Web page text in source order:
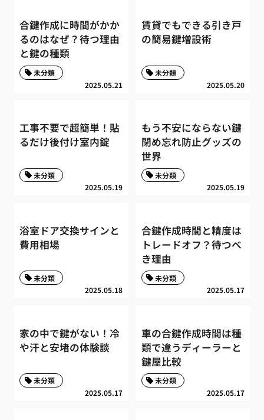
合鍵作成に時間がかか
るのはなぜ？待つ理由
と鍵の種類
2025.05.21
未分類
賃貸でもできる引き戸
の簡易鍵増設術
2025.05.20
未分類
工事不要で超簡単！貼
るだけ後付け室内錠
2025.05.19
未分類
もう不安にならない鍵
閉め忘れ防止グッズの
世界
2025.05.19
未分類
浴室ドア交換サインと
費用相場
2025.05.18
未分類
合鍵作成時間と精度は
トレードオフ？待つべ
き理由
2025.05.17
未分類
家の中で鍵がない！冷
や汗と安堵の体験談
2025.05.17
未分類
車の合鍵作成時間は種
類で違うディーラーと
鍵屋比較
2025.05.17
未分類